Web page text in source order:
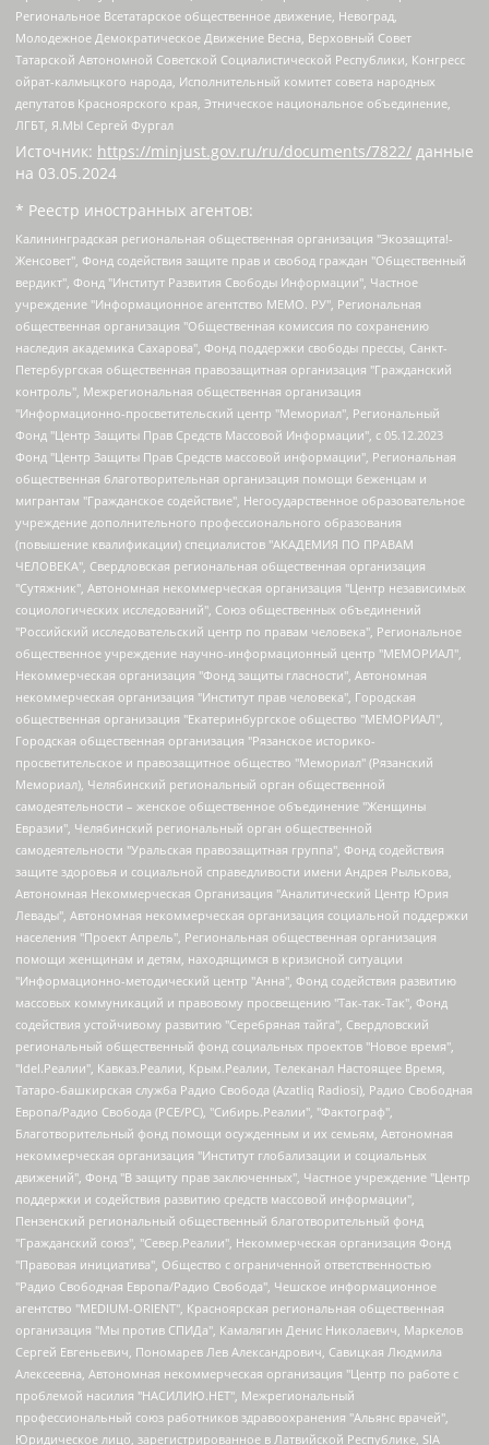
Региональное Всетатарское общественное движение, Невоград,
Молодежное Демократическое Движение Весна, Верховный Совет
Татарской Автономной Советской Социалистической Республики, Конгресс
ойрат-калмыцкого народа, Исполнительный комитет совета народных
депутатов Красноярского края, Этническое национальное объединение,
ЛГБТ, Я.МЫ Сергей Фургал
Источник: https://minjust.gov.ru/ru/documents/7822/ данные
на 03.05.2024
* Реестр иностранных агентов:
Калининградская региональная общественная организация "Экозащита!-Женсовет", Фонд содействия защите прав и свобод граждан "Общественный вердикт", Фонд "Институт Развития Свободы Информации", Частное учреждение "Информационное агентство МЕМО. РУ", Региональная общественная организация "Общественная комиссия по сохранению наследия академика Сахарова", Фонд поддержки свободы прессы, Санкт-Петербургская общественная правозащитная организация "Гражданский контроль", Межрегиональная общественная организация "Информационно-просветительский центр "Мемориал", Региональный Фонд "Центр Защиты Прав Средств Массовой Информации", с 05.12.2023 Фонд "Центр Защиты Прав Средств массовой информации", Региональная общественная благотворительная организация помощи беженцам и мигрантам "Гражданское содействие", Негосударственное образовательное учреждение дополнительного профессионального образования (повышение квалификации) специалистов "АКАДЕМИЯ ПО ПРАВАМ ЧЕЛОВЕКА", Свердловская региональная общественная организация "Сутяжник", Автономная некоммерческая организация "Центр независимых социологических исследований", Союз общественных объединений "Российский исследовательский центр по правам человека", Региональное общественное учреждение научно-информационный центр "МЕМОРИАЛ", Некоммерческая организация "Фонд защиты гласности", Автономная некоммерческая организация "Институт прав человека", Городская общественная организация "Екатеринбургское общество "МЕМОРИАЛ", Городская общественная организация "Рязанское историко-просветительское и правозащитное общество "Мемориал" (Рязанский Мемориал), Челябинский региональный орган общественной самодеятельности – женское общественное объединение "Женщины Евразии", Челябинский региональный орган общественной самодеятельности "Уральская правозащитная группа", Фонд содействия защите здоровья и социальной справедливости имени Андрея Рылькова, Автономная Некоммерческая Организация "Аналитический Центр Юрия Левады", Автономная некоммерческая организация социальной поддержки населения "Проект Апрель", Региональная общественная организация помощи женщинам и детям, находящимся в кризисной ситуации "Информационно-методический центр "Анна", Фонд содействия развитию массовых коммуникаций и правовому просвещению "Так-так-Так", Фонд содействия устойчивому развитию "Серебряная тайга", Свердловский региональный общественный фонд социальных проектов "Новое время", "Idel.Реалии", Кавказ.Реалии, Крым.Реалии, Телеканал Настоящее Время, Татаро-башкирская служба Радио Свобода (Azatliq Radiosi), Радио Свободная Европа/Радио Свобода (PCE/PC), "Сибирь.Реалии", "Фактограф", Благотворительный фонд помощи осужденным и их семьям, Автономная некоммерческая организация "Институт глобализации и социальных движений", Фонд "В защиту прав заключенных", Частное учреждение "Центр поддержки и содействия развитию средств массовой информации", Пензенский региональный общественный благотворительный фонд "Гражданский союз", "Север.Реалии", Некоммерческая организация Фонд "Правовая инициатива", Общество с ограниченной ответственностью "Радио Свободная Европа/Радио Свобода", Чешское информационное агентство "MEDIUM-ORIENT", Красноярская региональная общественная организация "Мы против СПИДа", Камалягин Денис Николаевич, Маркелов Сергей Евгеньевич, Пономарев Лев Александрович, Савицкая Людмила Алексеевна, Автономная некоммерческая организация "Центр по работе с проблемой насилия "НАСИЛИЮ.НЕТ", Межрегиональный профессиональный союз работников здравоохранения "Альянс врачей", Юридическое лицо, зарегистрированное в Латвийской Республике, SIA "Medusa Project" (регистрационный номер 40103797863, дата регистрации 10.06.2014), Некоммерческая организация "Фонд по борьбе с коррупцией", Автономная некоммерческая организация "Институт права и публичной политики", Баданин Роман Сергеевич, Гликин Максим Александрович, Железнова Мария Михайловна, Лукьянова Юлия Сергеевна, Маетная Елизавета Витальевна, Маняхин Петр Борисович, Чуракова Ольга Владимировна, Ярош Юлия Петровна, Юридическое лицо "The Insider SIA", зарегистрированное в Риге, Латвийская Республика (дата регистрации 26.06.2015), являющееся администратором доменного имени интернет-издания "The Insider SIA", https://theins.ru, Постернак Алексей Евгеньевич, Рубин Михаил Аркадьевич, Анин Роман Александрович, Юридическое лицо Istories fonds, зарегистрированное в Латвийской Республике (регистрационный номер 50008295751, дата регистрации 24.02.2020), Великовский Дмитрий Александрович, Долинина Ирина Николаевна, Мароховская Алеся Алексеевна, Шлейнов Роман Юрьевич, Шмагун Олеся Валентиновна, Общество с ограниченной ответственностью "Альтаир 2021", Общество с ограниченной ответственностью "Вега 2021", Общество с ограниченной ответственностью "Главный редактор 2021", Общество с ограниченной ответственностью "Ромашки монолит", Важенков Артем Валерьевич, Ивановская областная общественная организация "Центр гендерных исследований", Гурман Юрий Альбертович, Медиапроект "ОВД-Инфо", Егоров Владимир Владимирович, Жилинский Владимир Александрович, Общество с ограниченной ответственностью "ЗП", Иванова София Юрьевна, Карезина Инна Павловна, Кильтау Екатерина Викторовна, Петров Алексей Викторович, Пискунов Сергей Евгеньевич, Смирнов Сергей Сергеевич, Тихонов Михаил Сергеевич, Общество с ограниченной ответственностью "ЖУРНАЛИСТ-ИНОСТРАННЫЙ АГЕНТ", Арапова Галина Юрьевна, Вольтская Татьяна Анатольевна, Американская компания "Mason G.E.S. Anonymous Foundation" (США), являющаяся владельцем интернет-издания https://mnews.world/, Компания "Stichting Bellingcat", зарегистрированная в Нидерландах (дата регистрации 11.07.2018), Захаров Андрей Вячеславович, Клепиковская Екатерина Дмитриевна, Общество с ограниченной ответственностью "МЕМО", Перл Роман Александрович, Симонов Евгений Алексеевич, Соловьева Елена Анатольевна, Сотников Даниил Владимирович, Сурначева Елизавета Дмитриевна, Автономная некоммерческая организация по защите прав человека и информированию населения "Якутия – Наше Мнение", Общество с ограниченной ответственностью "Москоу диджитал медиа", с 26.01.2023 Общество с ограниченной ответственностью "Чайка Белые сады", Ветошкина Валерия Валерьевна, Заговора Максим Александрович, Межрегиональное общественное движение "Российская ЛГБТ - сеть", Оленичев Максим Владимирович, Павлов Иван Юрьевич, Скворцова Елена Сергеевна, Общество с ограниченной ответственностью "Как бы инагент", Кочетков Игорь Викторович, Общество с ограниченной ответственностью "Честные выборы", Еланчик Олег Александрович, Общество с ограниченной ответственностью "Нобелевский призыв", Гималова Регина Эмилевна, Григорьев Андрей Валерьевич, Григорьева Алина Александровна, Ассоциация по содействию защите прав призывников, альтернативнослужащих и военнослужащих "Правозащитная группа "Гражданин.Армия.Право", Хисамова Регина Фаритовна, Автономная некоммерческая организация по реализации социально-правовых программ "Лилит", Дальневосточное общественное движение "Маяк", Санкт-Петербургская ЛГБТ-инициативная группа "Выход", Инициативная группа ЛГБТ+ "Реверс", Алексеев Андрей Викторович, Бекбулатова Таисия Львовна, Беляев Иван Михайлович, Владыкина Елена Сергеевна, Гельман Марат Александрович, Никульшина Вероника Юрьевна, Толоконникова Надежда Андреевна, Шендерович Виктор Анатольевич, Общество с ограниченной ответственностью "Данное сообщение", Общество с ограниченной ответственностью Издательский дом "Новая глава", Айнбиндер Александра Александровна, Московский комьюнити-центр для ЛГБТ+инициатив, Благотворительный фонд развития филантропии, Deutsche Welle (Германия, Kurt-Schumacher-Strasse 3, 53113 Bonn), Борзунова Мария Михайловна, Воробьев Виктор Викторович, Голубева Анна Львовна, Константинова Алла Михайловна, Малкова Ирина Владимировна, Мурадов Мурад Абдулгалимович, Осетинская Елизавета Николаевна, Понасенков Евгений Николаевич, Ганапольский Матвей Юрьевич, Киселев Евгений Алексеевич, Борухович Ирина Григорьевна, Дремин Иван Тимофеевич, Дубровский Дмитрий Викторович, Красноярская региональная общественная организация поддержки и развития альтернативных образовательных технологий и межкультурных коммуникаций "ИНТЕРРА", Маяковская Екатерина Алексеевна, Фейгин Марк Захарович, Филимонов Андрей Викторович, Дзугкоева Регина Николаевна, Доброхотов Роман Александрович, Дудь Юрий Александрович, Елкин Сергей Владимирович, Кругликов Кирилл Игоревич, Сабунаева Мария Леонидовна, Семенов Алексей Владимирович, Шаинян Карен Багратович, Шульман Екатерина Михайловна, Асафьев Артур Валерьевич, Вахштайн Виктор Семенович, Венедиктов Алексей Алексеевич, Лушникова Екатерина Евгеньевна, Волков Леонид Михайлович, Невзоров Александр Глебович, Пархоменко Сергей Борисович, Сироткин Ярослав Николаевич, Кара-Мурза Владимир Владимирович, Баранова Наталья Владимировна, Гозман Леонид Яковлевич, Кагарлицкий Борис Юльевич, Климарев Михаил Валерьевич, Милов Владимир Станиславович, Автономная некоммерческая организация Краснодарский центр современного искусства "Типография", Моргенштерн Алишер Тагирович, Соболь Любовь Эдуардовна, Общество с ограниченной ответственностью "ЛИЗА НОРМ", Каспаров Гарри Кимович, Ходорковский Михаил Борисович, Общество с ограниченной ответственностью "Апрельские тезисы", Данилович Ирина Брониславовна, Кашин Олег Владимирович, Петров Николай Владимирович, Пивоваров Алексей Владимирович, Соколов Михаил Владимирович, Цветкова Юлия Владимировна, Чичваркин Евгений Александрович, Комитет против пыток/Команда против пыток, Общество с ограниченной ответственностью "Первый научный", Общество с ограниченной ответственностью "Вертолет и ко", Белоцерковская Вероника Борисовна, Кац Максим Евгеньевич, Лазарева Татьяна Юрьевна, Шаведдинов Руслан Табризович, Яшин Илья Валерьевич, Общество с ограниченной ответственностью "Иноагент ААВ", Алешковский Дмитрий Петрович, Альбац Евгения Марковна, Быков Дмитрий Львович, Галямина Юлия Евгеньевна, Лойко Сергей Леонидович, Мартынов Кирилл Константинович, Медведев Сергей Александрович, Крашенинников Федор Геннадиевич, Гордеева Катерина Вл